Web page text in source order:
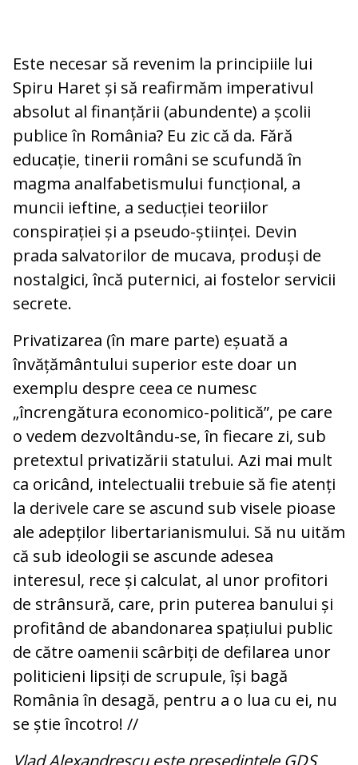
Este necesar să revenim la principiile lui
Spiru Haret și să reafirmăm imperativul
absolut al finanțării (abundente) a școlii
publice în România? Eu zic că da. Fără
educație, tinerii români se scufundă în
magma analfabetismului funcțional, a
muncii ieftine, a seducției teoriilor
conspirației și a pseudo-științei. Devin
prada salvatorilor de mucava, produși de
nostalgici, încă puternici, ai fostelor servicii
secrete.
Privatizarea (în mare parte) eșuată a
învățământului superior este doar un
exemplu despre ceea ce numesc
„încrengătura economico-politică”, pe care
o vedem dezvoltându-se, în fiecare zi, sub
pretextul privatizării statului. Azi mai mult
ca oricând, intelectualii trebuie să fie atenți
la derivele care se ascund sub visele pioase
ale adepților libertarianismului. Să nu uităm
că sub ideologii se ascunde adesea
interesul, rece și calculat, al unor profitori
de strânsură, care, prin puterea banului și
profitând de abandonarea spațiului public
de către oamenii scârbiți de defilarea unor
politicieni lipsiți de scrupule, își bagă
România în desagă, pentru a o lua cu ei, nu
se știe încotro! //